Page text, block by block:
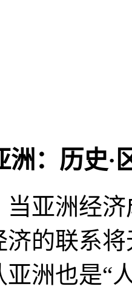
：历史·
当亚洲经
济的联系
洲也是“